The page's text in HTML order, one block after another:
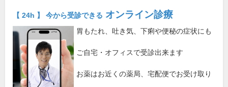
【 24h 】 今から受診できる オンライン診療
胃もたれ、吐き気、下痢や便秘の症状にも
ご自宅・オフィスで受診出来ます
お薬はお近くの薬局、宅配便でお受け取り